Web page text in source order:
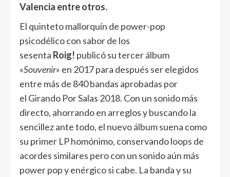
Valencia entre otros.
El quinteto mallorquín de power-pop
psicodélico con sabor de los
sesenta Roig! publicó su tercer álbum
«Souvenir» en 2017 para después ser elegidos
entre más de 840 bandas aprobadas por
el Girando Por Salas 2018. Con un sonido más
directo, ahorrando en arreglos y buscando la
sencillez ante todo, el nuevo álbum suena como
su primer LP homónimo, conservando loops de
acordes similares pero con un sonido aún más
power pop y enérgico si cabe. La banda y su